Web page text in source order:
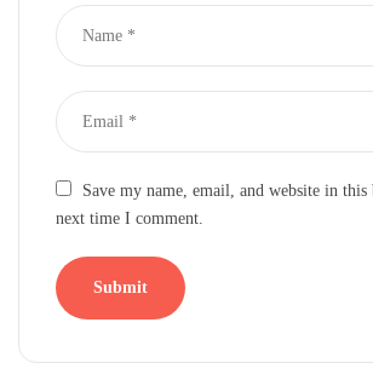
Save my name, email, and website in
next time I comment.